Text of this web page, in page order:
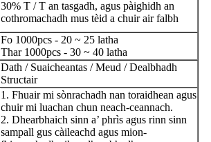
30% T / T an tasgadh, agus pàighidh an
cothromachadh mus tèid a chuir air falbh
Fo 1000pcs - 20 ~ 25 latha
Thar 1000pcs - 30 ~ 40 latha
Dath / Suaicheantas / Meud / Dealbhadh
Structair
1. Fhuair mi sònrachadh nan toraidhean agus
chuir mi luachan chun neach-ceannach.
2. Dhearbhaich sinn a’ phrìs agus rinn sinn
sampall gus càileachd agus mion-